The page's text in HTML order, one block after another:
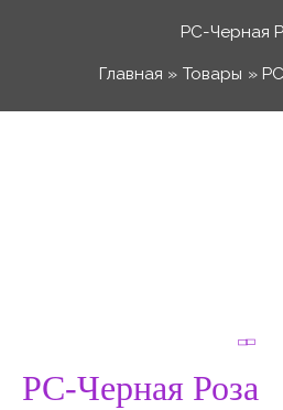
содержимому
РС-Черная
Главная
Товары
РС-Черная Роза
–